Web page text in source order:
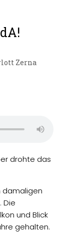
Zerna
drohte das
damaligen
Die
und Blick
gehalten.